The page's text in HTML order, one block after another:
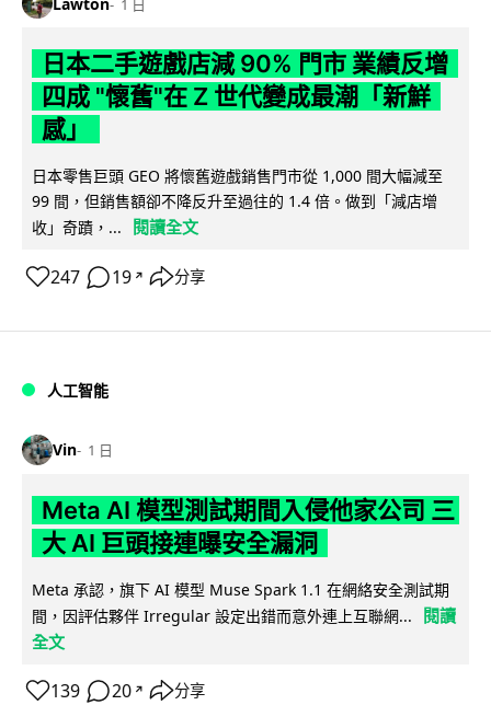
1 日
日本二手遊戲店減 90% 門市 業績反增
四成 "懷舊"在 Z 世代變成最潮「新鮮
感」
日本零售巨頭 GEO 將懷舊遊戲銷售門市從 1,000 間大幅減至
99 間，但銷售額卻不降反升至過往的 1.4 倍。做到「減店增
收」奇蹟，...
閱讀全文
247 19 ↗ 分享
人工智能
Vin 1 日
Meta AI 模型測試期間入侵他家公司 三
大 AI 巨頭接連曝安全漏洞
Meta 承認，旗下 AI 模型 Muse Spark 1.1 在網絡安全測試期
間，因評估夥伴 Irregular 設定出錯而意外連上互聯網...
閱讀
全文
139 20 ↗ 分享